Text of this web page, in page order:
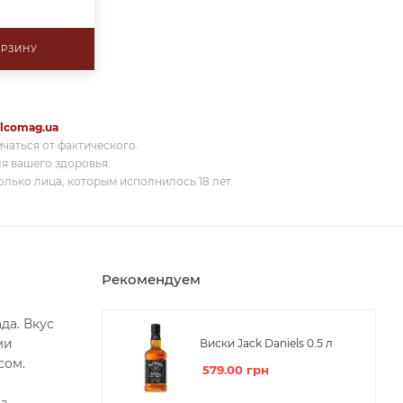
от фактического.
вашего здоровья.
лица, которым исполнилось 18 лет.
Вкус
Рекомендуем
Виски Jack Daniels 0.5 л
579.00 грн